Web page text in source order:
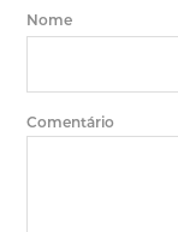
Nome
Comentário